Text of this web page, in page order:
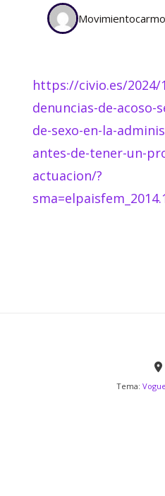
https://civio.es/2024/
denuncias-de-acoso-
de-sexo-en-la-
antes-de-tener-un-
actuacion/?
Tema: Vogue